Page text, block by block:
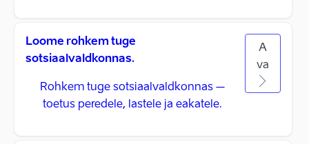
Loome rohkem tuge
sotsiaalvaldkonnas.
Rohkem tuge sotsiaalvaldkonnas –
toetus peredele, lastele ja eakatele.
A
va